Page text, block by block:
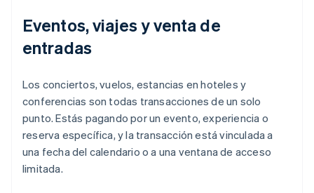
Eventos, viajes y venta de
entradas
Los conciertos, vuelos, estancias en hoteles y
conferencias son todas transacciones de un solo
punto. Estás pagando por un evento, experiencia o
reserva específica, y la transacción está vinculada a
una fecha del calendario o a una ventana de acceso
limitada.